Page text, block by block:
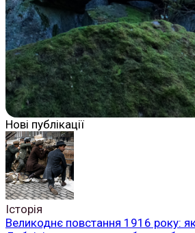
Нові публікації
Історія
Великоднє повстання 1916 року: